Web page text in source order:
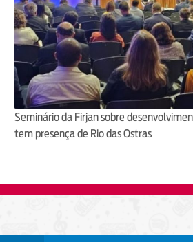
Seminário da Firjan sobre
tem presença de Rio das Ostras